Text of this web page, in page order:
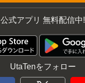
公式アプリ 無料配信中!
UtaTenをフォロー